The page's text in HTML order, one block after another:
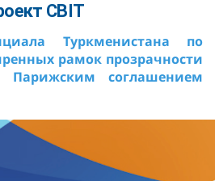
CBIT
Туркменистана по
рамок прозрачности
Парижским соглашением